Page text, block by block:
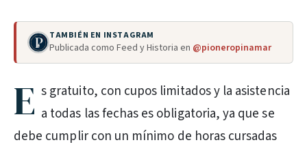
TAMBIÉN EN INSTAGRAM
Publicada como Feed y Historia en @pioneropinamar
E s gratuito, con cupos limitados y la asistencia
a todas las fechas es obligatoria, ya que se
debe cumplir con un mínimo de horas cursadas